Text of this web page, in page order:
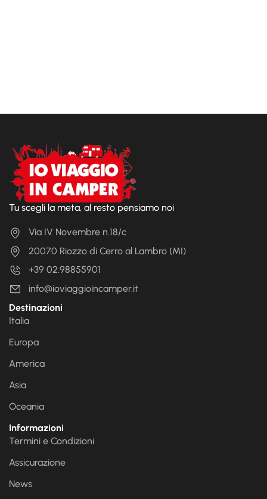
Tu scegli la meta, al resto pensiamo noi
Via IV Novembre n.18/c
20070 Riozzo di Cerro al Lambro (MI)
+39 02.98855901
info@ioviaggioincamper.it
Destinazioni
Italia
Europa
America
Asia
Oceania
Informazioni
Termini e Condizioni
Assicurazione
News